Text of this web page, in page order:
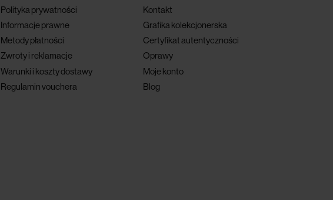
Polityka prywatności
Informacje prawne
Metody płatności
Zwroty i reklamacje
Warunki i koszty dostawy
Regulamin vouchera
Kontakt
Grafika kolekcjonerska
Certyfikat autentyczności
Oprawy
Moje konto
Blog